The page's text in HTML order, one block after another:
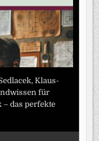
Klaus-
für
– das perfekte